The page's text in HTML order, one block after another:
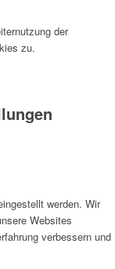
der
zu.
werden. Wir
Websites
verbessern und